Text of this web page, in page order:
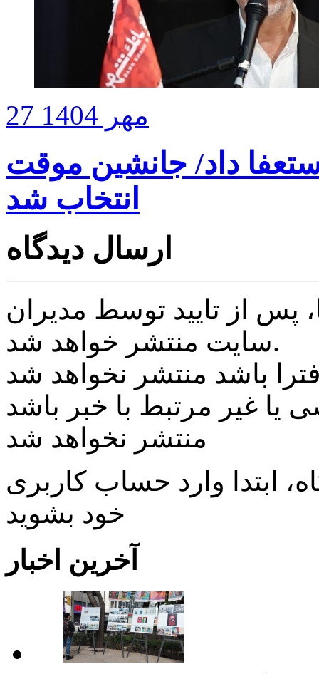
27 مهر 1404
داد/ جانشین موقت
انتخاب شد
ارسال دیدگاه
از تایید توسط مدیران
سایت منتشر خواهد شد.
یا غیر مرتبط با خبر باشد
منتشر نخواهد شد
ابتدا وارد حساب كاربری
خود بشويد
آخرین اخبار